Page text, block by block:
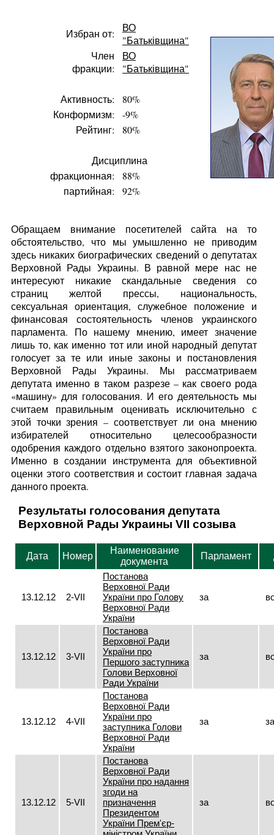
Избран от:
ВО
"Батьківщина"
Член
фракции:
ВО
"Батьківщина"
Активность:
80%
Конформизм:
-9%
Рейтинг:
80%
Дисциплина
фракционная:
88%
партийная:
92%
Обращаем внимание посетителей сайта на то
обстоятельство, что мы умышленно не приводим
здесь никаких биографических сведений о депутатах
Верховной Рады Украины. В равной мере нас не
интересуют никакие скандальные сведения со
страниц желтой прессы, национальность,
сексуальная ориентация, служебное положение и
финансовая состоятельность членов украинского
парламента. По нашему мнению, имеет значение
лишь то, как именно тот или иной народный депутат
голосует за те или иные законы и постановления
Верховной Рады Украины. Мы рассматриваем
депутата именно в таком разрезе – как своего рода
«машину» для голосования. И его деятельность мы
считаем правильным оценивать исключительно с
этой точки зрения – соответствует ли она мнению
избирателей относительно целесообразности
одобрения каждого отдельно взятого законопроекта.
Именно в создании инструмента для объективной
оценки этого соответствия и состоит главная задача
данного проекта.
Результаты голосования депутата
Верховной Рады Украины VII созыва
Дата Номер
Наименование
документа
Парламент
13.12.12 2-VII
Постанова
Верховної Ради
України про Голову
Верховної Ради
України
за
13.12.12 3-VII
Постанова
Верховної Ради
України про
Першого заступника
Голови Верховної
Ради України
за
13.12.12 4-VII
Постанова
Верховної Ради
України про
заступника Голови
Верховної Ради
України
за за
13.12.12 5-VII
Постанова
Верховної Ради
України про надання
згоди на
призначення
Президентом
України Прем'єр-
за